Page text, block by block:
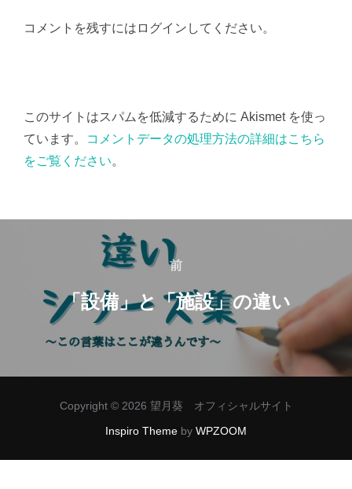
コメントを残すにはログインしてください。
このサイトはスパムを低減するために Akismet を使っ
ています。
コメントデータの処理方法の詳細はこちら
をご覧ください。
ョ
前
前
「設備」と「施設」の違い
Copyright © 2026 望月葵 オフィシャルサイト
Inspiro Theme by WPZOOM